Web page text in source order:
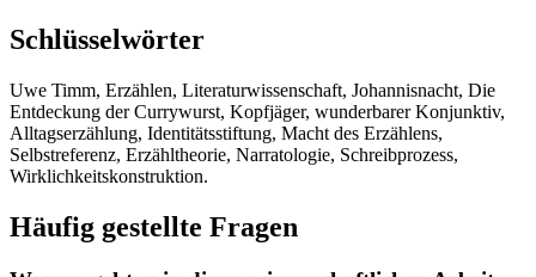
Schlüsselwörter
Uwe Timm, Erzählen, Literaturwissenschaft, Johannisnacht, Die
Entdeckung der Currywurst, Kopfjäger, wunderbarer Konjunktiv,
Alltagserzählung, Identitätsstiftung, Macht des Erzählens,
Selbstreferenz, Erzähltheorie, Narratologie, Schreibprozess,
Wirklichkeitskonstruktion.
Häufig gestellte Fragen